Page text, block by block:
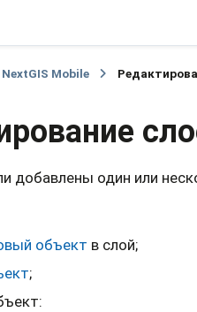
NextGIS Mobile
добавлены один или
объект в слой;
;